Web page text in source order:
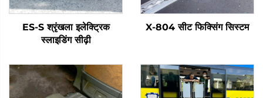
ES-S श्रृंखला इलेक्ट्रिक
स्लाइडिंग सीढ़ी
X-804 सीट फिक्सिंग सिस्टम